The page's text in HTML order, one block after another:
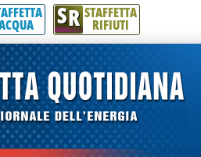
lèggere interamente la notizia.
SR STAFFETTA
RIFIUTI